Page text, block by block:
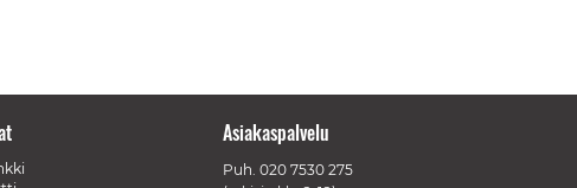
Asiakaspalvelu
Puh. 020 7530 275